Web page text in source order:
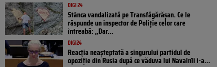
DIGI 24
Stânca vandalizată pe Transfăgărășan. Ce le
răspunde un inspector de Poliție celor care
întreabă: „Dar...
DIGI24
Reacția neașteptată a singurului partidul de
opoziţie din Rusia după ce văduva lui Navalnîi i-a...